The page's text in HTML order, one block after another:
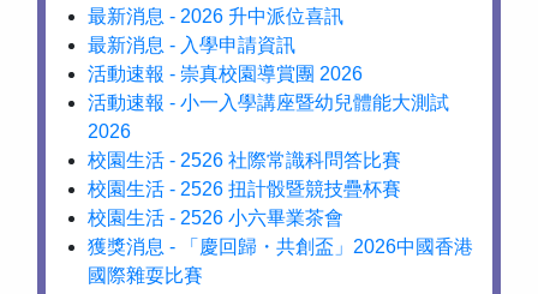
最新消息 - 2026 升中派位喜訊
最新消息 - 入學申請資訊
活動速報 - 崇真校園導賞團 2026
活動速報 - 小一入學講座暨幼兒體能大測試
2026
校園生活 - 2526 社際常識科問答比賽
校園生活 - 2526 扭計骰暨競技疊杯賽
校園生活 - 2526 小六畢業茶會
獲獎消息 - 「慶回歸・共創盃」2026中國香港
國際雜耍比賽